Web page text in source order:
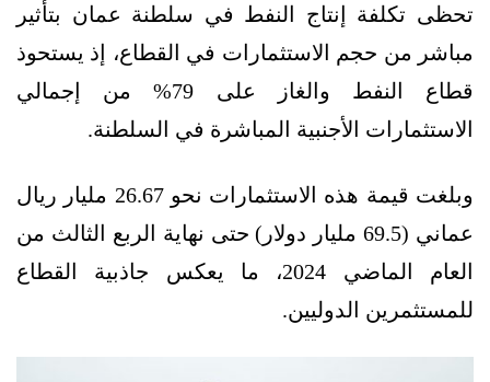
تحظى تكلفة إنتاج النفط في سلطنة عمان بتأثير
مباشر من حجم الاستثمارات في القطاع، إذ يستحوذ
قطاع النفط والغاز على 79% من إجمالي
الاستثمارات الأجنبية المباشرة في السلطنة.
وبلغت قيمة هذه الاستثمارات نحو 26.67 مليار ريال
عماني (69.5 مليار دولار) حتى نهاية الربع الثالث من
العام الماضي 2024، ما يعكس جاذبية القطاع
للمستثمرين الدوليين.